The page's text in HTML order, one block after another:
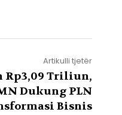
Artikulli tjetër
Rp3,09 Triliun,
Dukung PLN
Bisnis